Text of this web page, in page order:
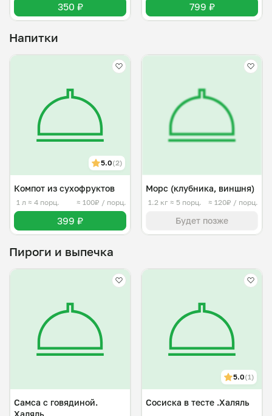
350 ₽ 799 ₽
Напитки
5.0(2)
Компот из сухофруктов
1 л ≈ 4 порц. ≈ 100₽ / порц.
399 ₽
Морс (клубника, виншня)
1.2 кг ≈ 5 порц. ≈ 120₽ / порц.
Будет позже
Пироги и выпечка
Самса c говядиной.
Халяль
5.0(1)
Сосиска в тесте .Халяль